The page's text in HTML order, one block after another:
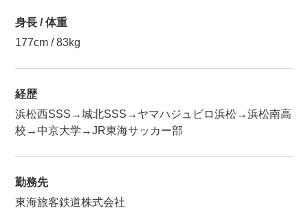
身長 / 体重
177cm / 83kg
経歴
浜松西SSS→城北SSS→ヤマハジュビロ浜松→浜松南高
校→中京大学→JR東海サッカー部
勤務先
東海旅客鉄道株式会社